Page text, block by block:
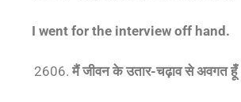
I went for the interview off hand .
मैं जीवन के उतार-चढ़ाव से अवगत